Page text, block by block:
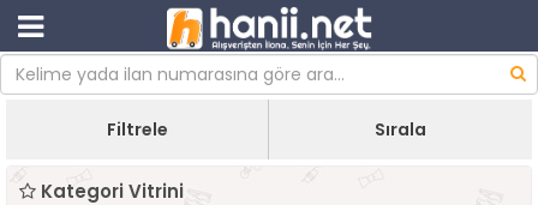
Filtrele Sırala
Kategori Vitrini